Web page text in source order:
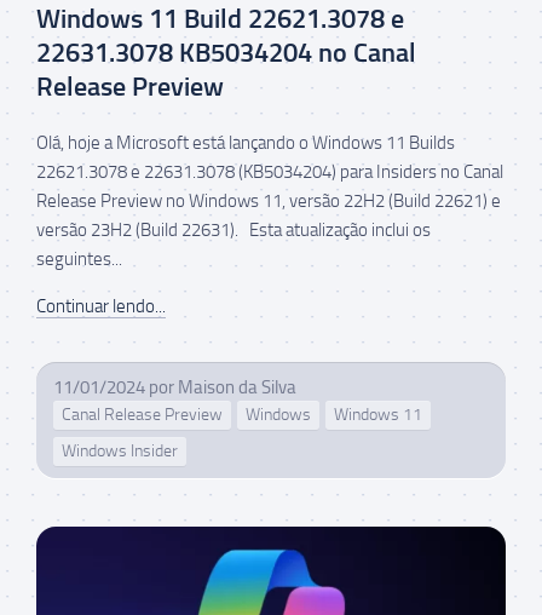
Windows 11 Build 22621.3078 e
22631.3078 KB5034204 no Canal
Release Preview
Olá, hoje a Microsoft está lançando o Windows 11 Builds
22621.3078 e 22631.3078 (KB5034204) para Insiders no Canal
Release Preview no Windows 11, versão 22H2 (Build 22621) e
versão 23H2 (Build 22631). Esta atualização inclui os
seguintes...
Continuar lendo...
11/01/2024 por Maison da Silva
Canal Release Preview Windows
Windows 11
Windows Insider